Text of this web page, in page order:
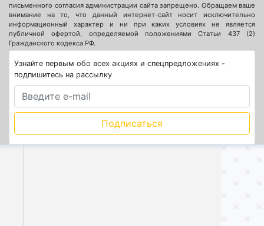
письменного согласия администрации сайта запрещено. Обращаем ваше
внимание на то, что данный интернет-сайт носит исключительно
информационный характер и ни при каких условиях не является
публичной офертой, определяемой положениями Статьи 437 (2)
Гражданского кодекса РФ.
Узнайте первым обо всех акциях и спецпредложениях -
подпишитесь на рассылку